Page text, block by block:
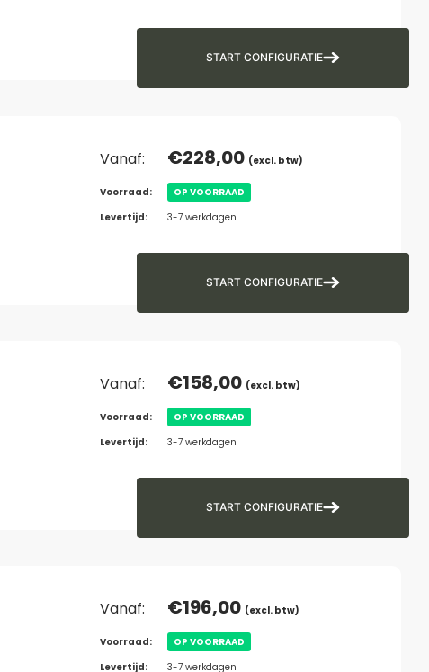
START CONFIGURATIE
Vanaf: €228,00 (excl. btw)
Voorraad:
OP VOORRAAD
Levertijd:
3-7 werkdagen
START CONFIGURATIE
Vanaf: €158,00 (excl. btw)
Voorraad:
OP VOORRAAD
Levertijd:
3-7 werkdagen
START CONFIGURATIE
Vanaf: €196,00 (excl. btw)
Voorraad:
OP VOORRAAD
Levertijd:
3-7 werkdagen